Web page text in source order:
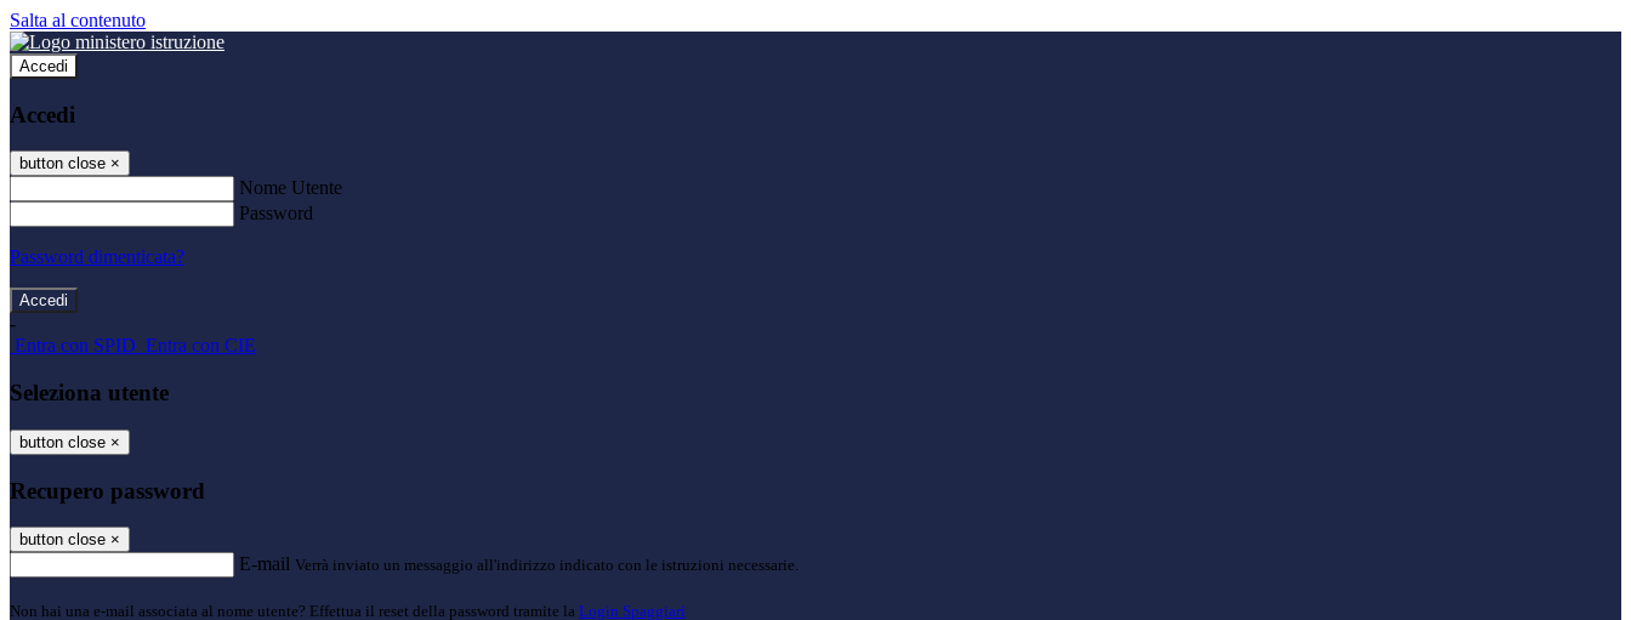
Salta al contenuto
Accedi
Accedi
button close ×
Nome Utente
Password
Password dimenticata?
-
Entra con SPID Entra con CIE
Seleziona utente
button close ×
Recupero password
button close ×
E-mail Verrà inviato un messaggio all'indirizzo indicato con le istruzioni necessarie.
Non hai una e-mail associata al nome utente? Effettua il reset della password tramite la Login Spaggiari